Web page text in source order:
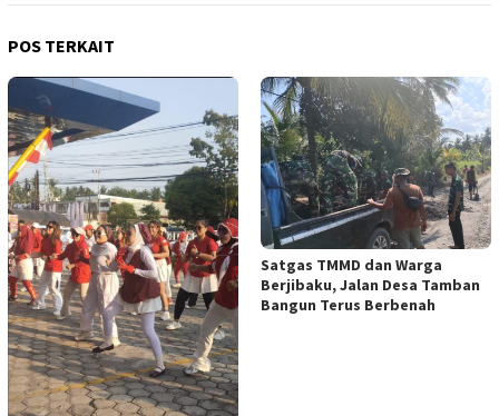
POS TERKAIT
Satgas TMMD dan Warga
Berjibaku, Jalan Desa Tamban
Bangun Terus Berbenah